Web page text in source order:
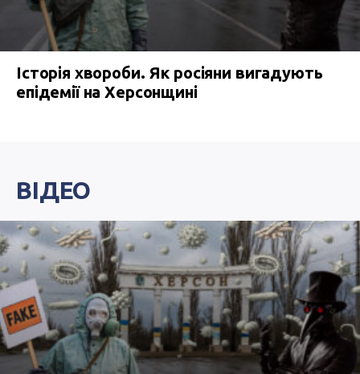
Історія хвороби. Як росіяни вигадують
епідемії на Херсонщині
ВІДЕО